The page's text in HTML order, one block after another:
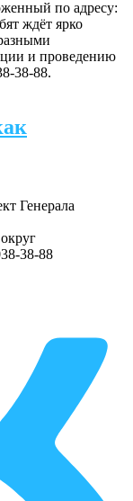
по адресу:
ждёт ярко
и проведению
38-88.
Генерала
38-88